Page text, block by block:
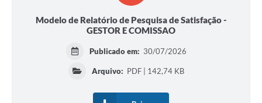
Modelo de Relatório de Pesquisa de Satisfação -
GESTOR E COMISSAO
Publicado em: 30/07/2026
Arquivo: PDF | 142,74 KB